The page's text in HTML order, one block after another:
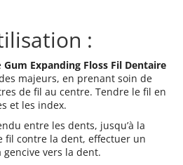
:
Gum Expanding Floss Fil Dentaire
majeurs, en prenant soin de
de fil au centre. Tendre le fil en
et les index.
entre les dents, jusqu’à la
fil contre la dent, effectuer un
vers la dent.